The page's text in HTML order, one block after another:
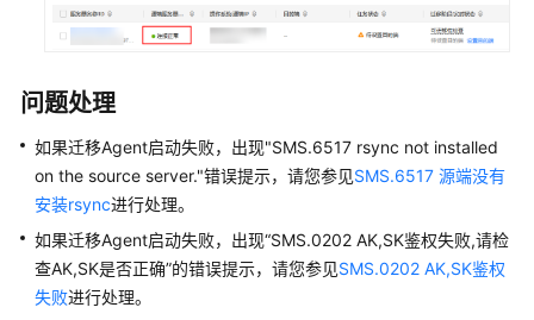
述
作
程
准
备
工
作
问题处理
如果迁移Agent启动失败，出现"SMS.6517 rsync not installed
on the source server."错误提示，请您参见SMS.6517 源端没有
安装rsync进行处理。
如果迁移Agent启动失败，出现“SMS.0202 AK,SK鉴权失败,请检
查AK,SK是否正确”的错误提示，请您参见SMS.0202 AK,SK鉴权
失败进行处理。